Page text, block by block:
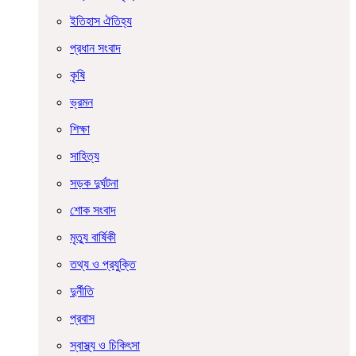
ইতিহাস ঐতিহ্য
প্রধান সংবাদ
কৃষি
ভ্রমন
শিক্ষা
সাহিত্য
সড়ক দুর্ঘটনা
শোক সংবাদ
মৃত্যু বার্ষিকী
তথ্য ও প্রযুক্তি
দুর্নীতি
প্রবাস
স্বাস্থ্য ও চিকিৎসা